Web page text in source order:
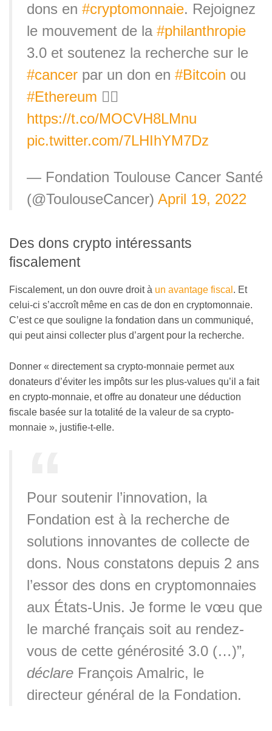
dons en #cryptomonnaie. Rejoignez
le mouvement de la #philanthropie
3.0 et soutenez la recherche sur le
#cancer par un don en #Bitcoin ou
#Ethereum 👉🏼
https://t.co/MOCVH8LMnu
pic.twitter.com/7LHIhYM7Dz
— Fondation Toulouse Cancer Santé
(@ToulouseCancer) April 19, 2022
Des dons crypto intéressants
fiscalement
Fiscalement, un don ouvre droit à un avantage fiscal . Et
celui-ci s’accroît même en cas de don en cryptomonnaie.
C’est ce que souligne la fondation dans un communiqué,
qui peut ainsi collecter plus d’argent pour la recherche.
Donner « directement sa crypto-monnaie permet aux
donateurs d’éviter les impôts sur les plus-values qu’il a fait
en crypto-monnaie, et offre au donateur une déduction
fiscale basée sur la totalité de la valeur de sa crypto-
monnaie », justifie-t-elle.
Pour soutenir l’innovation, la
Fondation est à la recherche de
solutions innovantes de collecte de
dons. Nous constatons depuis 2 ans
l’essor des dons en cryptomonnaies
aux États-Unis. Je forme le vœu que
le marché français soit au rendez-
vous de cette générosité 3.0 (…)”,
déclare François Amalric, le
directeur général de la Fondation.